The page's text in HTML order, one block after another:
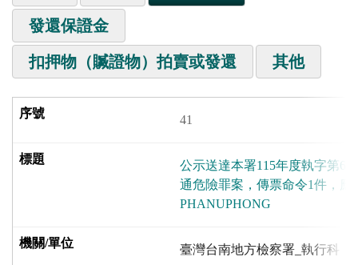
發還保證金
扣押物（贓證物）拍賣或發還 其他
41
公示送達本署115年度執字第
通危險罪案，傳票命令1件，應
PHANUPHONG
臺灣台南地方檢察署_執行科